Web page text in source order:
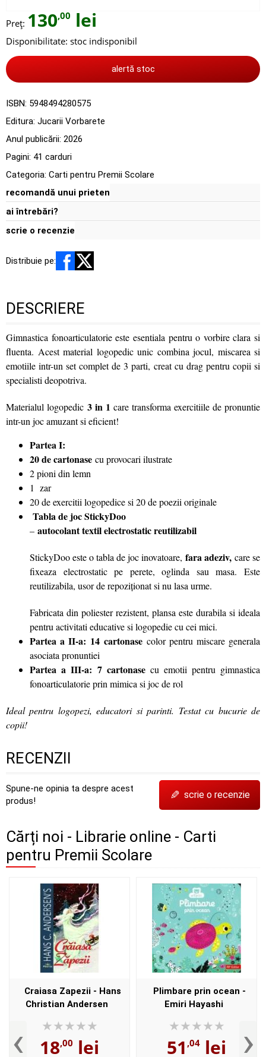
Preț: 130,00 lei
Disponibilitate: stoc indisponibil
alertă stoc
ISBN: 5948494280575
Editura: Jucarii Vorbarete
Anul publicării: 2026
Pagini: 41 carduri
Categoria: Carti pentru Premii Scolare
recomandă unui prieten
ai întrebări?
scrie o recenzie
Distribuie pe:
DESCRIERE
Gimnastica fonoarticulatorie este esentiala pentru o vorbire clara si
fluenta. Acest material logopedic unic combina jocul, miscarea si
emotiile intr-un set complet de 3 parti, creat cu drag pentru copii si
specialisti deopotriva.
Materialul logopedic 3 in 1 care transforma exercitiile de pronuntie
intr-un joc amuzant si eficient!
Partea I:
20 de cartonase cu provocari ilustrate
2 pioni din lemn
1 zar
20 de exercitii logopedice si 20 de poezii originale
Tabla de joc StickyDoo
– autocolant textil electrostatic reutilizabil
StickyDoo este o tabla de joc inovatoare, fara adeziv, care se
fixeaza electrostatic pe perete, oglinda sau masa. Este
reutilizabila, usor de repoziționat si nu lasa urme.
Fabricata din poliester rezistent, plansa este durabila si ideala
pentru activitati educative si logopedie cu cei mici.
Partea a II-a: 14 cartonasecolor pentru miscare generala
asociata pronuntiei
Partea a III-a: 7 cartonasecu emotii pentru gimnastica
fonoarticulatorie prin mimica si joc de rol
Ideal pentru logopezi, educatori si parinti. Testat cu bucurie de
copii!
RECENZII
Spune-ne opinia ta despre acest
produs!
✎ scrie o recenzie
Cărți noi - Librarie online - Carti
pentru Premii Scolare
‹
Craiasa Zapezii - Hans
Christian Andersen
18,00 lei
Plimbare prin ocean -
Emiri Hayashi
51 ,04 lei ›